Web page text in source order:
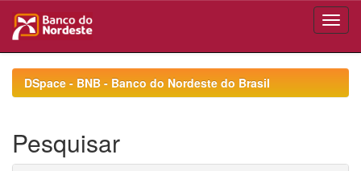
navigationDSpace - BNB - Banco do Nordeste do Brasil
Pesquisar